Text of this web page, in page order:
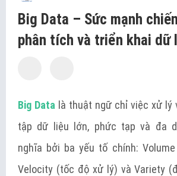
Big Data – Sức mạnh
phân tích và triển khai dữ
Big Data là thuật ngữ chỉ việc xử lý
tập dữ liệu lớn, phức tạp và đa
nghĩa bởi ba yếu tố chính:
Velocity (tốc độ xử lý) và Variety